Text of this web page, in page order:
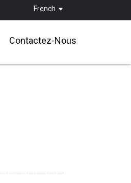
French
Contactez-Nous